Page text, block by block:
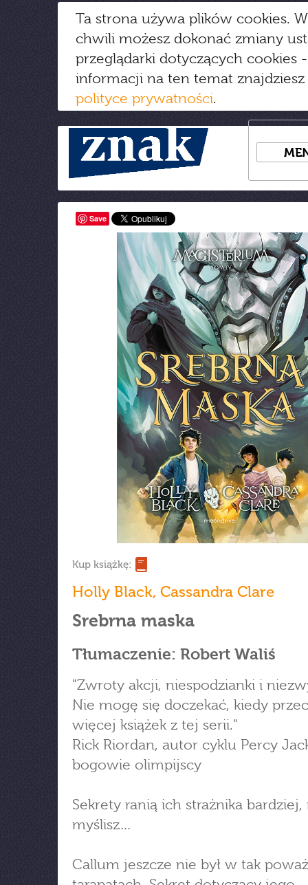
Ta strona używa plików cookies.
chwili możesz dokonać zmiany
przeglądarki dotyczących cookies
informacji na ten temat
polityce prywatności.
Save
Kup książkę:
Holly Black, Cassandra Clare
Srebrna maska
Tłumaczenie: Robert Waliś
"Zwroty akcji, niespodzianki i
Nie mogę się doczekać, kiedy
więcej książek z tej serii."
Rick Riordan, autor cyklu Percy
bogowie olimpijscy
Sekrety ranią ich strażnika bardziej,
myślisz…
Callum jeszcze nie był w tak